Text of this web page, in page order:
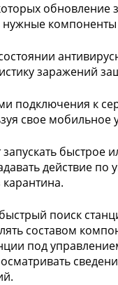
нужные
заражений
к
свое мобильное
быстрое
действие
поиск
составом
под